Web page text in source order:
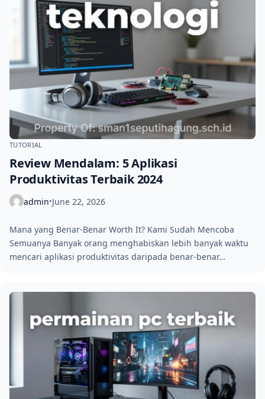
TUTORIAL
Review Mendalam: 5 Aplikasi
Produktivitas Terbaik 2024
admin•June 22, 2026
Mana yang Benar-Benar Worth It? Kami Sudah Mencoba
Semuanya Banyak orang menghabiskan lebih banyak waktu
mencari aplikasi produktivitas daripada benar-benar…